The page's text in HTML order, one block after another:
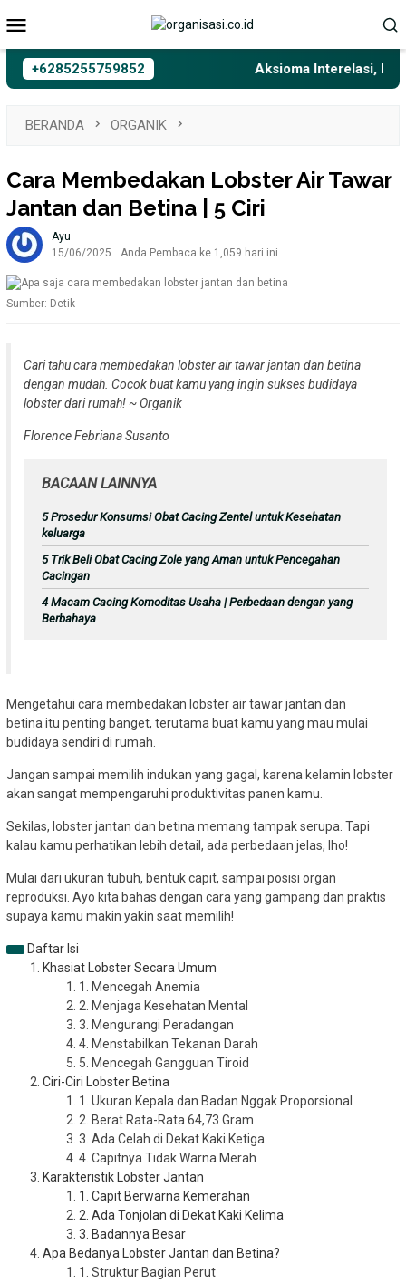
ke
kontenMobile
+6285255759852 Aksioma Interelasi,
BERANDA ORGANIK
Cara Membedakan Lobster Air Tawar
Jantan dan Betina | 5 Ciri
Ayu
15/06/2025
Anda Pembaca ke 1,059 hari ini
Sumber: Detik
Cari tahu cara membedakan lobster air tawar jantan dan betina
dengan mudah. Cocok buat kamu yang ingin sukses budidaya
lobster dari rumah! ~ Organik
Florence Febriana Susanto
BACAAN LAINNYA
5 Prosedur Konsumsi Obat Cacing Zentel untuk Kesehatan
keluarga
5 Trik Beli Obat Cacing Zole yang Aman untuk Pencegahan
Cacingan
4 Macam Cacing Komoditas Usaha | Perbedaan dengan yang
Berbahaya
Mengetahui cara membedakan lobster air tawar jantan dan
betina itu penting banget, terutama buat kamu yang mau mulai
budidaya sendiri di rumah.
Jangan sampai memilih indukan yang gagal, karena kelamin lobster
akan sangat mempengaruhi produktivitas panen kamu.
Sekilas, lobster jantan dan betina memang tampak serupa. Tapi
kalau kamu perhatikan lebih detail, ada perbedaan jelas, lho!
Mulai dari ukuran tubuh, bentuk capit, sampai posisi organ
reproduksi. Ayo kita bahas dengan cara yang gampang dan praktis
supaya kamu makin yakin saat memilih!
Daftar Isi
Khasiat Lobster Secara Umum
1. Mencegah Anemia
2. Menjaga Kesehatan Mental
3. Mengurangi Peradangan
4. Menstabilkan Tekanan Darah
5. Mencegah Gangguan Tiroid
Ciri-Ciri Lobster Betina
1. Ukuran Kepala dan Badan Nggak Proporsional
2. Berat Rata-Rata 64,73 Gram
3. Ada Celah di Dekat Kaki Ketiga
4. Capitnya Tidak Warna Merah
Karakteristik Lobster Jantan
1. Capit Berwarna Kemerahan
2. Ada Tonjolan di Dekat Kaki Kelima
3. Badannya Besar
Apa Bedanya Lobster Jantan dan Betina?
1. Struktur Bagian Perut